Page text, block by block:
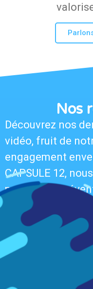
Nos
Découvrez nos
vidéo, fruit de
engagement
CAPSULE 12,
présenter un
audiovisuels :
institutionnelles,
employeur,
animations 2D/
nos clients
d’activité en